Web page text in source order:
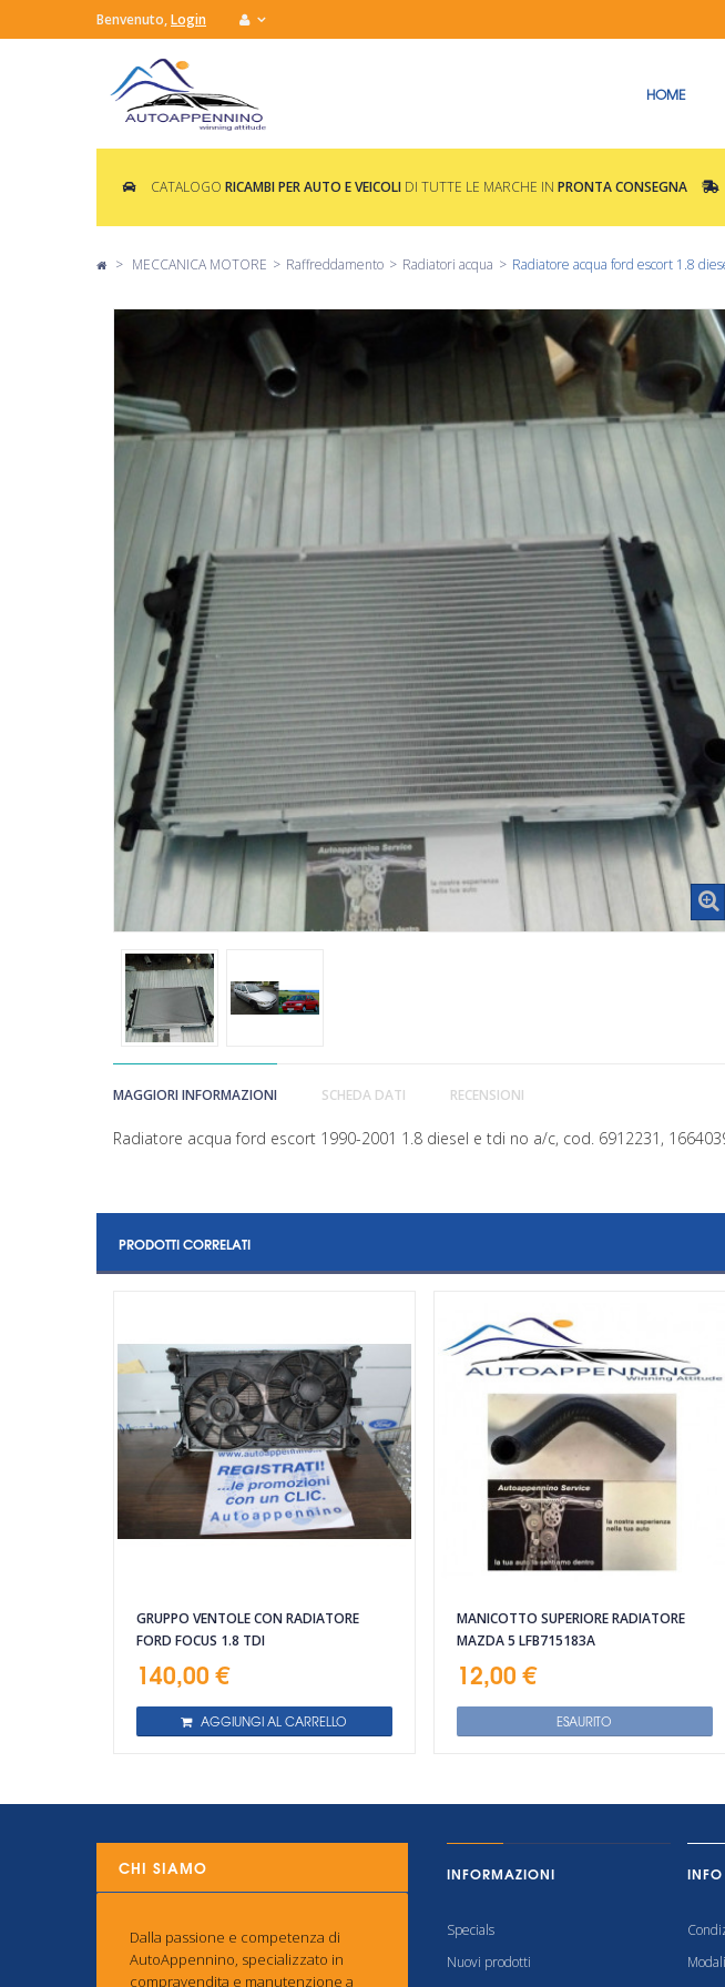
Benvenuto,Login
HOME
CATALOGO RICAMBI PER AUTO E VEICOLI DI TUTTE LE MARCHE IN PRONTA CONSEGNA
> MECCANICA MOTORE > Raffreddamento > Radiatori acqua > Radiatore acqua ford escort 1.8
MAGGIORI INFORMAZIONI SCHEDA DATI RECENSIONI
Radiatore acqua ford escort 1990-2001 1.8 diesel e tdi no a/c, cod. 6912231,
PRODOTTI CORRELATI
GRUPPO VENTOLE CON RADIATORE
FORD FOCUS 1.8 TDI
140,00 €
AGGIUNGI AL CARRELLO
MANICOTTO SUPERIORE RADIATORE
MAZDA 5 LFB715183A
12,00 €
ESAURITO
CHI SIAMO
Dalla passione e competenza di
AutoAppennino, specializzato in
compravendita e manutenzione a
INFORMAZIONI
Specials
Nuovi prodotti